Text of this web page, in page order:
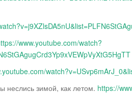
www.youtube.com/watch?
неслись зимой, как летом. https://